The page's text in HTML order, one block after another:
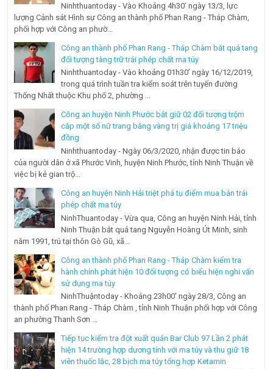
Ninhthuantoday - Vào Khoảng 4h30’ ngày 13/3, lực
lượng Cảnh sát Hình sự Công an thành phố Phan Rang - Tháp Chàm,
phối hợp với Công an phườ...
Công an thành phố Phan Rang - Tháp Chàm bắt quả tang
đối tượng tàng trữ trái phép chất ma túy
Ninhthuantoday - Vào khoảng 01h30’ ngày 16/12/2019,
trong quá trình tuần tra kiểm soát trên tuyến đường
Thống Nhất thuộc Khu phố 2, phường ...
Công an huyện Ninh Phước bắt giữ 02 đối tượng trộm
cắp một số nữ trang bằng vàng trị giá khoảng 17 triệu
đồng
Ninhthuantoday - Ngày 06/3/2020, nhận được tin báo
của người dân ở xã Phước Vinh, huyện Ninh Phước, tỉnh Ninh Thuận về
việc bị kẻ gian trộ...
Công an huyện Ninh Hải triệt phá tụ điểm mua bán trái
phép chất ma túy
NinhThuantoday - Vừa qua, Công an huyện Ninh Hải, tỉnh
Ninh Thuận bắt quả tang Nguyễn Hoàng Út Minh, sinh
năm 1991, trú tại thôn Gò Gũ, xã...
Công an thành phố Phan Rang - Tháp Chàm kiểm tra
hành chính phát hiện 10 đối tượng có biểu hiện nghi vấn
sử dụng ma túy
NinhThuậntoday - Khoảng 23h00’ ngày 28/3, Công an
thành phố Phan Rang - Tháp Chàm , tỉnh Ninh Thuận phối hợp với Công
an phường Thanh Sơn ...
Tiếp tục kiểm tra đột xuất quán Bar Club 97 Lần 2 phát
hiện 14 trường hợp dương tính với ma túy và thu giữ 18
viên thuốc lắc, 28 bịch ma túy tổng hợp Ketamin